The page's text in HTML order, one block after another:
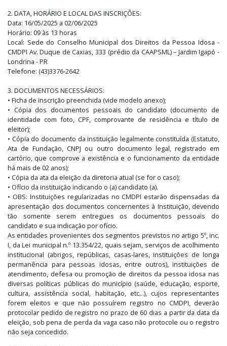
2. DATA, HORÁRIO E LOCAL DAS INSCRIÇÕES:
Data: 16/05/2025 a 02/06/2025
Horário: 09 às 13 horas
Local: Sede do Conselho Municipal dos Direitos da Pessoa Idosa -
CMDPI Av. Duque de Caxias, 333 (prédio da CAAPSML) – Jardim Igapó -
Londrina - PR
Telefone: (43)3376-2642
3. DOCUMENTOS NECESSÁRIOS:
• Ficha de inscrição preenchida (vide modelo anexo);
• Cópia dos documentos pessoais do candidato (documento de
identidade com foto, CPF, comprovante de residência e título de
eleitor);
• Cópia do documento da instituição legalmente constituída (Estatuto,
Ata de Fundação, CNPJ ou outro documento legal, registrado em
cartório, que comprove a existência e o funcionamento da entidade
há mais de 02 anos);
• Cópia da ata da eleição da diretoria atual (se for o caso);
• Ofício da instituição indicando o (a) candidato (a).
• OBS: Instituições regularizadas no CMDPI estarão dispensadas da
apresentação dos documentos concernentes à Instituição, devendo
tão somente serem entregues os documentos pessoais do
candidato e sua indicação por ofício.
As entidades provenientes dos segmentos previstos no artigo 5º, inc.
I, da Lei municipal n.º 13.354/22, quais sejam, serviços de acolhimento
institucional (abrigos, repúblicas, casas-lares, instituições de longa
permanência para pessoas idosas, entre outros), instituições de
atendimento, defesa ou promoção de direitos da pessoa idosa nas
diversas políticas públicas do município (saúde, educação, esporte,
cultura, assistência social, habitação, etc...), cujos representantes
forem eleitos e que não possuírem registro no CMDPI, deverão
protocolar pedido de registro no prazo de 60 dias a partir da data da
eleição, sob pena de perda da vaga caso não protocole ou o registro
não seja concedido.